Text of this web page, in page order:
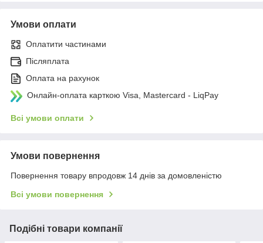
Умови оплати
Оплатити частинами
Післяплата
Оплата на рахунок
Онлайн-оплата карткою Visa, Mastercard - LiqPay
Всі умови оплати
Умови повернення
Повернення товару впродовж 14 днів за домовленістю
Всі умови повернення
Подібні товари компанії